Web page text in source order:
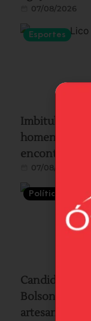
07/08/2026
Esportes
Imbitubense
encontro
07/08/2026
Política
Candidato ao
Bolsonaro
artesanal